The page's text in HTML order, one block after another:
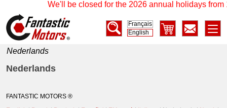
We'll be closed for the 2026 annual holidays from
Français
English
Nederlands
Nederlands
FANTASTIC MOTORS ®